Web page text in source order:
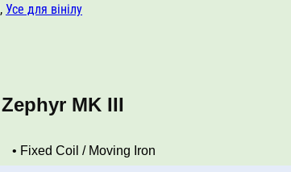
, Усе для вінілу
Zephyr MK III
• Fixed Coil / Moving Iron